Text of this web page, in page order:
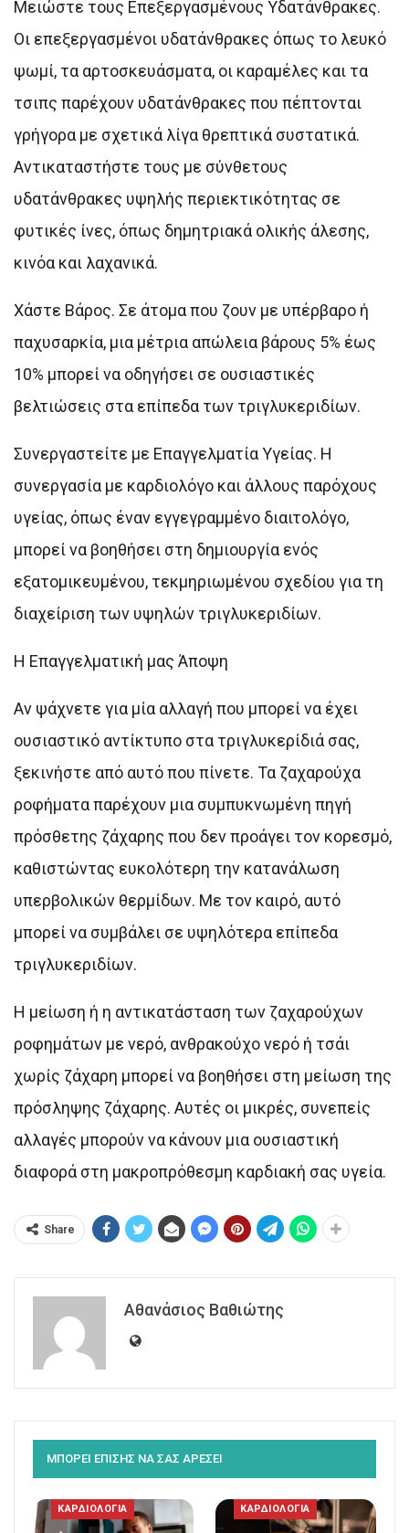
Μειώστε τους Επεξεργασμένους Υδατάνθρακες.
Οι επεξεργασμένοι υδατάνθρακες όπως το λευκό
ψωμί, τα αρτοσκευάσματα, οι καραμέλες και τα
τσιπς παρέχουν υδατάνθρακες που πέπτονται
γρήγορα με σχετικά λίγα θρεπτικά συστατικά.
Αντικαταστήστε τους με σύνθετους
υδατάνθρακες υψηλής περιεκτικότητας σε
φυτικές ίνες, όπως δημητριακά ολικής άλεσης,
κινόα και λαχανικά.
Χάστε Βάρος. Σε άτομα που ζουν με υπέρβαρο ή
παχυσαρκία, μια μέτρια απώλεια βάρους 5% έως
10% μπορεί να οδηγήσει σε ουσιαστικές
βελτιώσεις στα επίπεδα των τριγλυκεριδίων.
Συνεργαστείτε με Επαγγελματία Υγείας. Η
συνεργασία με καρδιολόγο και άλλους παρόχους
υγείας, όπως έναν εγγεγραμμένο διαιτολόγο,
μπορεί να βοηθήσει στη δημιουργία ενός
εξατομικευμένου, τεκμηριωμένου σχεδίου για τη
διαχείριση των υψηλών τριγλυκεριδίων.
Η Επαγγελματική μας Άποψη
Αν ψάχνετε για μία αλλαγή που μπορεί να έχει
ουσιαστικό αντίκτυπο στα τριγλυκερίδιά σας,
ξεκινήστε από αυτό που πίνετε. Τα ζαχαρούχα
ροφήματα παρέχουν μια συμπυκνωμένη πηγή
πρόσθετης ζάχαρης που δεν προάγει τον κορεσμό,
καθιστώντας ευκολότερη την κατανάλωση
υπερβολικών θερμίδων. Με τον καιρό, αυτό
μπορεί να συμβάλει σε υψηλότερα επίπεδα
τριγλυκεριδίων.
Η μείωση ή η αντικατάσταση των ζαχαρούχων
ροφημάτων με νερό, ανθρακούχο νερό ή τσάι
χωρίς ζάχαρη μπορεί να βοηθήσει στη μείωση της
πρόσληψης ζάχαρης. Αυτές οι μικρές, συνεπείς
αλλαγές μπορούν να κάνουν μια ουσιαστική
διαφορά στη μακροπρόθεσμη καρδιακή σας υγεία.
Share
Αθανάσιος Βαθιώτης
ΜΠΟΡΕΙ ΕΠΙΣΗΣ ΝΑ ΣΑΣ ΑΡΕΣΕΙ
ΚΑΡΔΙΟΛΟΓΙΑ ΚΑΡΔΙΟΛΟΓΙΑ